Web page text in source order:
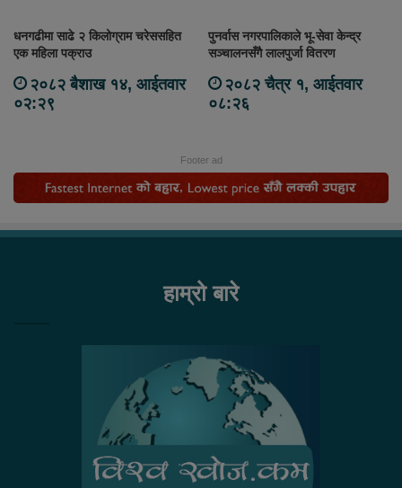
धनगढीमा साढे २ किलोग्राम चरेससहित
एक महिला पक्राउ
२०८२ बैशाख १४, आईतवार
०२:२९
पुनर्वास नगरपालिकाले भू-सेवा केन्द्र
सञ्चालनसँगै लालपुर्जा वितरण
२०८२ चैत्र १, आईतवार
०८:२६
Footer ad
हाम्रो बारे